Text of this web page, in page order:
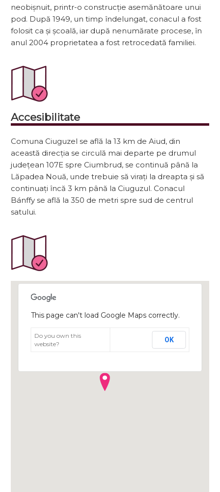
neobișnuit, printr-o construcție asemănătoare unui
pod. După 1949, un timp îndelungat, conacul a fost
folosit ca și școală, iar după nenumărate procese, în
anul 2004 proprietatea a fost retrocedată familiei.
Accesibilitate
Comuna Ciuguzel se află la 13 km de Aiud, din
această direcția se circulă mai departe pe drumul
județean 107E spre Ciumbrud, se continuă până la
Lăpadea Nouă, unde trebuie să virați la dreapta și să
continuați încă 3 km până la Ciuguzul. Conacul
Bánffy se află la 350 de metri spre sud de centrul
satului.
This page can't load Google Maps correctly.
Do you own this
website?
OK